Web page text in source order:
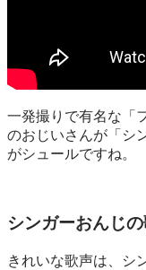
一発撮りで有名な「
のおじいさんが「シ
がシュールですね。
シンガーおんじ
きれいな歌声は、シ